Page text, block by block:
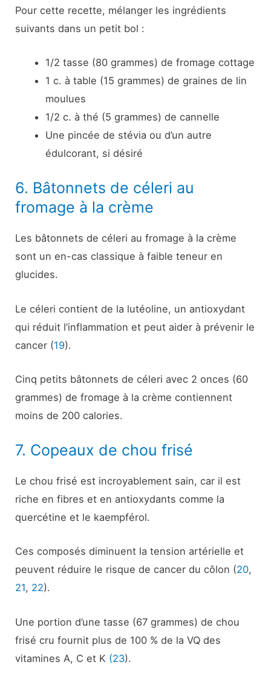
Pour cette recette, mélanger les ingrédients
suivants dans un petit bol :
1/2 tasse (80 grammes) de fromage cottage
1 c. à table (15 grammes) de graines de lin
moulues
1/2 c. à thé (5 grammes) de cannelle
Une pincée de stévia ou d’un autre
édulcorant, si désiré
6. Bâtonnets de céleri au
fromage à la crème
Les bâtonnets de céleri au fromage à la crème
sont un en-cas classique à faible teneur en
glucides.
Le céleri contient de la lutéoline, un antioxydant
qui réduit l’inflammation et peut aider à prévenir le
cancer (19).
Cinq petits bâtonnets de céleri avec 2 onces (60
grammes) de fromage à la crème contiennent
moins de 200 calories.
7. Copeaux de chou frisé
Le chou frisé est incroyablement sain, car il est
riche en fibres et en antioxydants comme la
quercétine et le kaempférol.
Ces composés diminuent la tension artérielle et
peuvent réduire le risque de cancer du côlon (20,
21, 22).
Une portion d’une tasse (67 grammes) de chou
frisé cru fournit plus de 100 % de la VQ des
vitamines A, C et K (23).